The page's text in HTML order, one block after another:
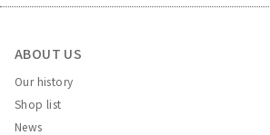
ABOUT US
Our history
Shop list
News